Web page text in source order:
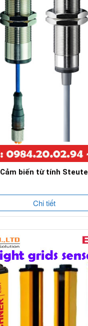
Cảm biến từ tính Steute
Chi tiết